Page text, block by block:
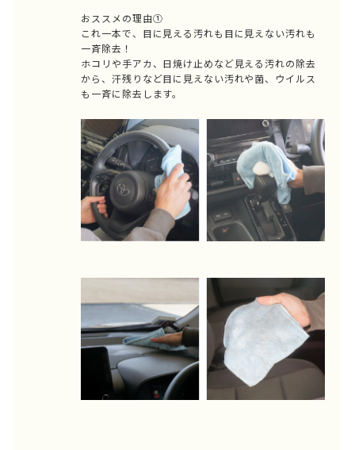
おススメの理由①
これ一本で、目に見える汚れも目に見えない汚れも
一斉除去！
ホコリや手アカ、日焼け止めなど見える汚れの除去
から、汗残りなど目に見えない汚れや菌、ウイルス
も一斉に除去します。